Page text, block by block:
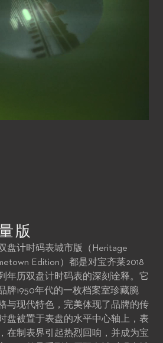
版
盘计时码表城市版（Heritage
Edition）都是对宝齐莱2018
年历双盘计时码表的深刻诠释。它
牌1950年代的一枚档案室珍藏腕
与现代特色，完美体现了品牌的传
盘被置于表盘的水平中心轴上，表
在制表界引起热烈回响，并成为宝